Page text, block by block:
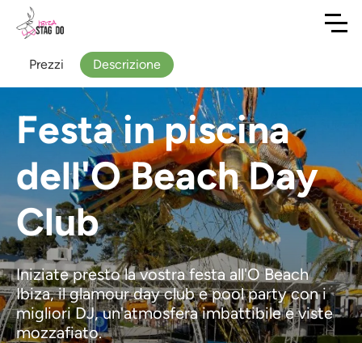
Festa in piscina
dell'O Beach Day
Club
Iniziate presto la vostra festa all'O Beach
Ibiza, il glamour day club e pool party con i
migliori DJ, un'atmosfera imbattibile e viste
mozzafiato.
Prezzi Descrizione